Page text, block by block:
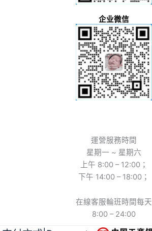
企业微信
運營服務時間
星期一 ~ 星期六
上午 8:00 – 12:00；
下午 14:00 – 18:00；
在線客服輪班時間每天
8:00 – 24:00